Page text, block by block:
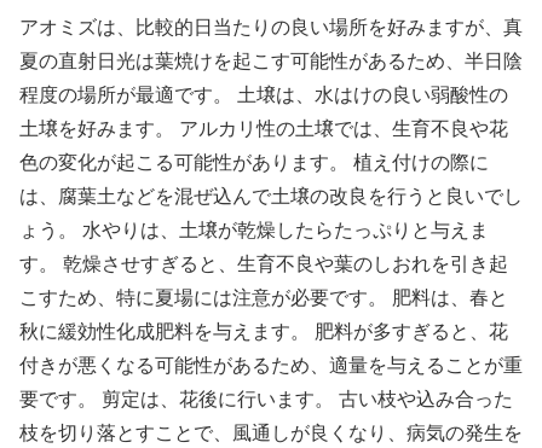
アオミズは、比較的日当たりの良い場所を好みますが、真
夏の直射日光は葉焼けを起こす可能性があるため、半日陰
程度の場所が最適です。 土壌は、水はけの良い弱酸性の
土壌を好みます。 アルカリ性の土壌では、生育不良や花
色の変化が起こる可能性があります。 植え付けの際に
は、腐葉土などを混ぜ込んで土壌の改良を行うと良いでし
ょう。 水やりは、土壌が乾燥したらたっぷりと与えま
す。 乾燥させすぎると、生育不良や葉のしおれを引き起
こすため、特に夏場には注意が必要です。 肥料は、春と
秋に緩効性化成肥料を与えます。 肥料が多すぎると、花
付きが悪くなる可能性があるため、適量を与えることが重
要です。 剪定は、花後に行います。 古い枝や込み合った
枝を切り落とすことで、風通しが良くなり、病気の発生を